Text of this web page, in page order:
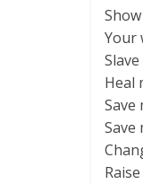
Your
Heal
Save
Save